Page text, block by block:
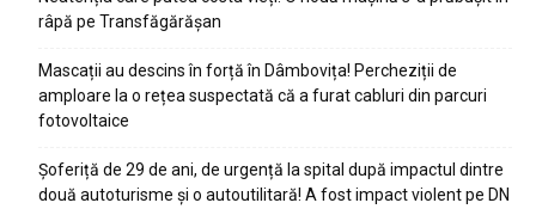
râpă pe Transfăgărășan
Mascații au descins în forță în Dâmbovița! Percheziții de
amploare la o rețea suspectată că a furat cabluri din parcuri
fotovoltaice
Șoferiță de 29 de ani, de urgență la spital după impactul dintre
două autoturisme și o autoutilitară! A fost impact violent pe DN